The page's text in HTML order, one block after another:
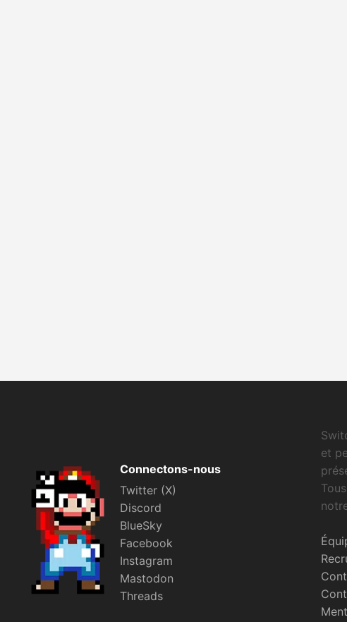
Connectons-nous
Twitter (X)
Discord
BlueSky
Facebook
Instagram
Mastodon
Threads
et